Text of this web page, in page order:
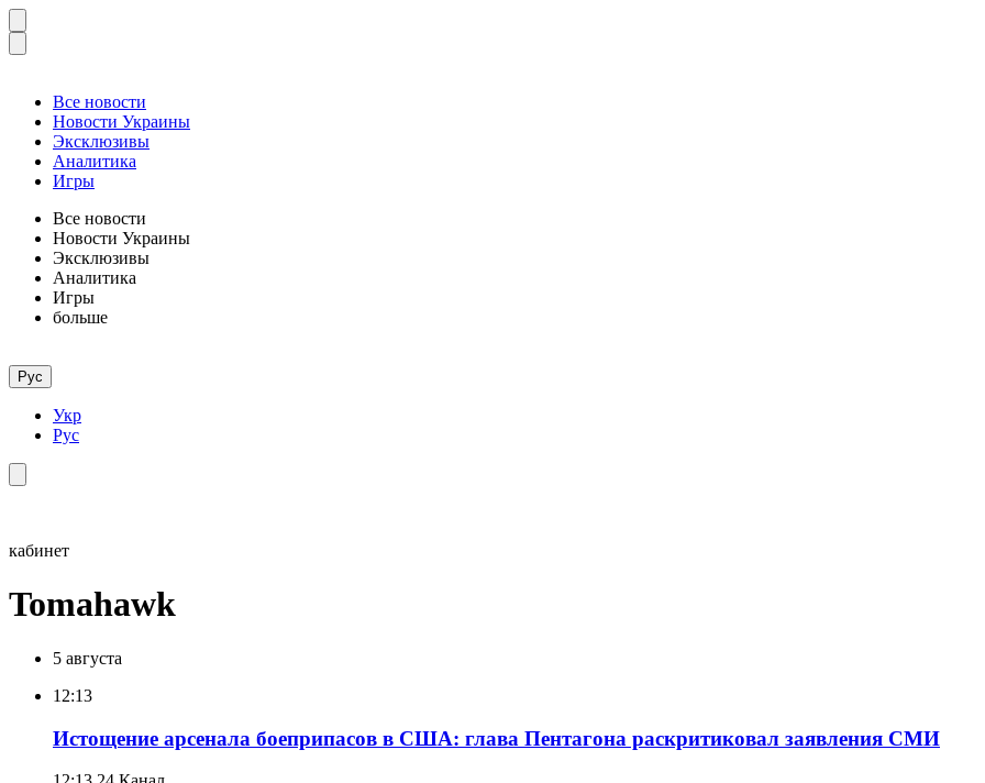
Все новости
Новости Украины
Эксклюзивы
Аналитика
Игры
Все новости
Новости Украины
Эксклюзивы
Аналитика
Игры
больше
Рус
Укр
Рус
кабинет
Tomahawk
5 августа
12:13
Истощение арсенала боеприпасов в США: глава Пентагона раскритиковал заявления СМИ